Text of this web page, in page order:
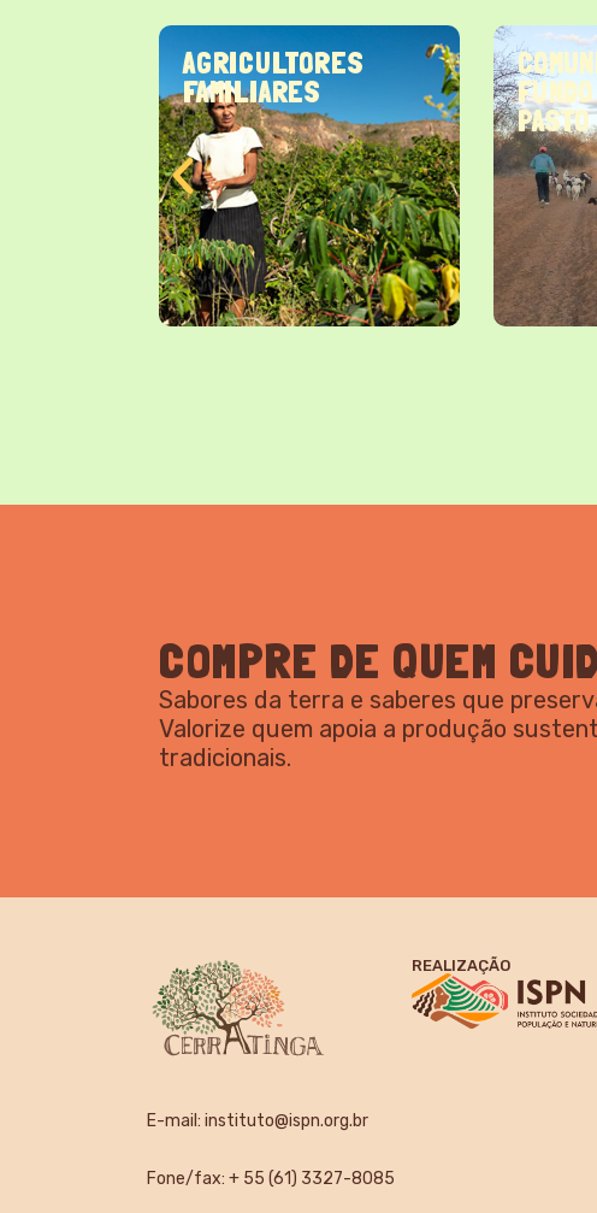
AGRICULTORES
FAMILIARES
PASTO
COMPRE DE QUEM
Sabores da terra e saberes que
Valorize quem apoia a produção
tradicionais.
REALIZAÇÃO
E-mail: instituto@ispn.org.br
Fone/fax: + 55 (61) 3327-8085